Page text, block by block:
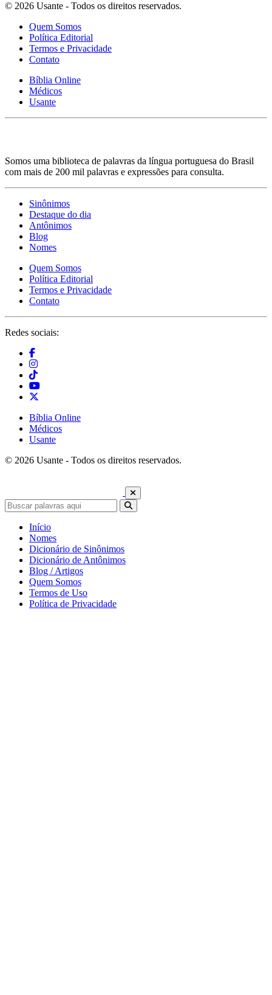
© 2026 Usante - Todos os direitos reservados.
Quem Somos
Política Editorial
Termos e Privacidade
Contato
Bíblia Online
Médicos
Usante
Somos uma biblioteca de palavras da língua portuguesa do Brasil
com mais de 200 mil palavras e expressões para consulta.
Sinônimos
Destaque do dia
Antônimos
Blog
Nomes
Quem Somos
Política Editorial
Termos e Privacidade
Contato
Redes sociais:
Bíblia Online
Médicos
Usante
© 2026 Usante - Todos os direitos reservados.
Início
Nomes
Dicionário de Sinônimos
Dicionário de Antônimos
Blog / Artigos
Quem Somos
Termos de Uso
Política de Privacidade